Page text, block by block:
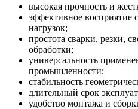
высокая прочность и
эффективное восприятие
нагрузок;
простота сварки, резки,
обработки;
универсальность
промышленности;
стабильность
длительный срок
удобство монтажа и